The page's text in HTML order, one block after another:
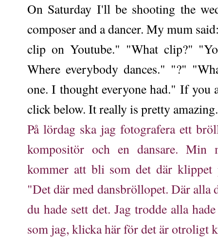
On Saturday I'll be shooting the
composer and a dancer. My mum
clip on Youtube." "What clip?"
Where everybody dances." "?"
one. I thought everyone had." If you
click below. It really is pretty amazing.
På lördag ska jag fotografera ett
kompositör och en dansare. Min
kommer att bli som det där
"Det där med dansbröllopet. Där alla
du hade sett det. Jag trodde alla
som jag, klicka här för det är otroligt